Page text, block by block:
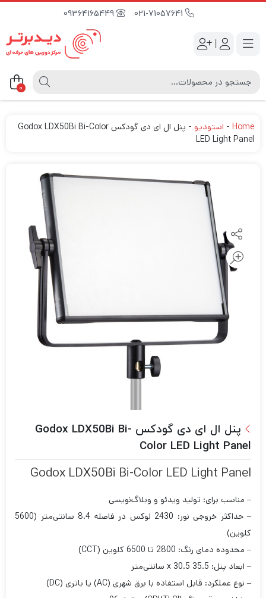
09364165449
|
0
Home
- استودیو -
پنل ال ای دی گودکس Godox LDX50Bi Bi-Color
LED Light Panel
پنل ال ای دی گودکس Godox LDX50Bi Bi-
Color LED Light Panel
Godox LDX50Bi Bi-Color LED Light Panel
– مناسب برای: تولید ویدئو و وبلاگ‌نویسی
– حداکثر خروجی نور: 2430 لوکس در فاصله 8.4 سانتی‌متر (5600
کلوین)
– محدوده دمای رنگ: 2800 تا 6500 کلوین (CCT)
– ابعاد پنل: 35.5 x 30.5 سانتی‌متر
– نوع عملکرد: قابل استفاده با برق شهری (AC) یا باتری (DC)